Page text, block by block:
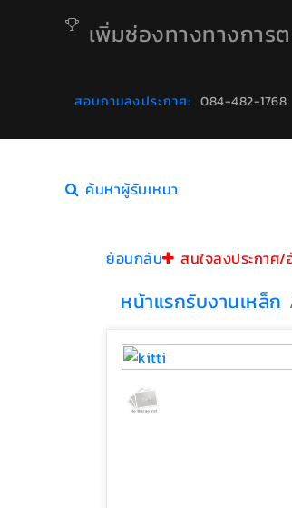
เพิ่มช่องทางทางการ
สอบถามลงประกาศ: 084-482-1768
ค้นหาผู้รับเหมา
ย้อนกลับ สนใจลงประกาศ
หน้าแรกรับงานเหล็ก